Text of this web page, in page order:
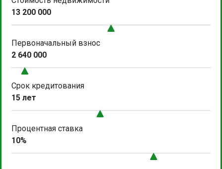
13 200 000
Первоначальный взнос
2 640 000
Срок кредитования
15 лет
Процентная ставка
10%